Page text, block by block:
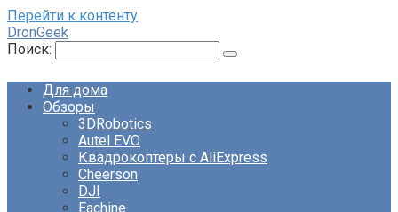
Перейти к контенту
DronGeek
Поиск:
Для дома
Обзоры
3DRobotics
Autel EVO
Квадрокоптеры с AliExpress
Cheerson
DJI
Eachine